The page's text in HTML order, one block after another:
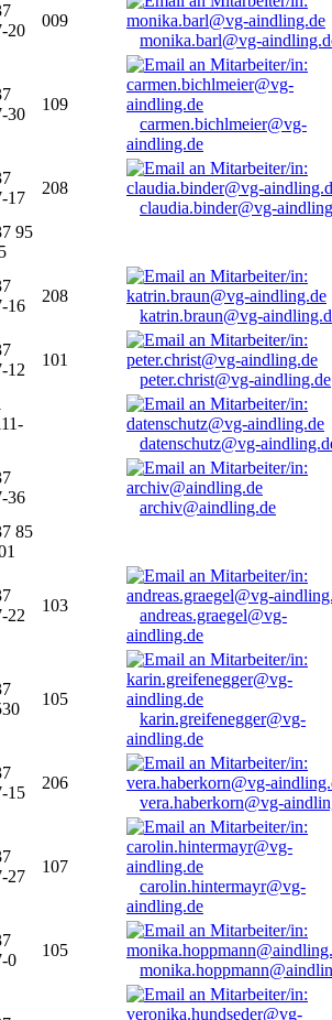
20
009
monika.barl@vg-
30
109
carmen.bichlmeier@vg-
aindling.de
17
208
claudia.binder@vg-
95
16
208
katrin.braun@vg-
12
101
peter.christ@vg-aindling.de
datenschutz@vg-
36
archiv@aindling.de
85
22
103
andreas.graegel@vg-
aindling.de
105
karin.greifenegger@vg-
aindling.de
15
206
vera.haberkorn@vg-
27
107
carolin.hintermayr@vg-
aindling.de
0
105